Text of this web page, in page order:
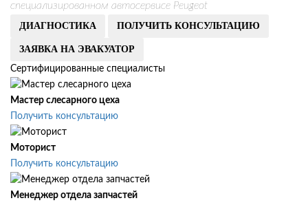
специализированном автосервисе Peugeot
ДИАГНОСТИКА ПОЛУЧИТЬ КОНСУЛЬТАЦИЮ
ЗАЯВКА НА ЭВАКУАТОР
Сертифицированные специалисты
Мастер слесарного цеха
Получить консультацию
Моторист
Получить консультацию
Менеджер отдела запчастей